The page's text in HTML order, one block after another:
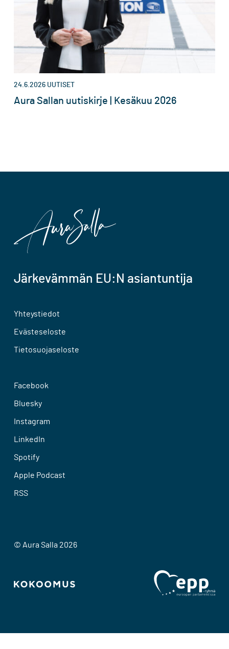
24.6.2026 UUTISET
Aura Sallan uutiskirje | Kesäkuu 2026
Järkevämmän EU:N asiantuntija
Yhteystiedot
Evästeseloste
Tietosuojaseloste
Facebook
Bluesky
Instagram
LinkedIn
Spotify
Apple Podcast
RSS
© Aura Salla 2026